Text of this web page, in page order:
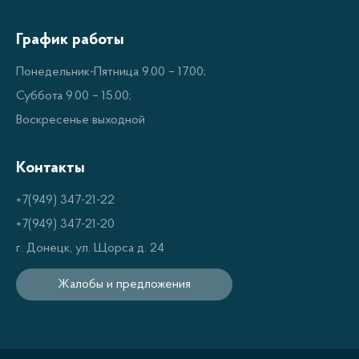
дополнить дизайн Вашей кухни.
Функциональность
Духовые шкафы Oasis имеют превосходные
управления температурой и программирования
режимов работы. В некоторых моделях есть
функция автоматической регулировки
температуры, которая позволяет Вам
автоматически интенсивно или медленно
приготовить еду. Они также имеют
График работы
Понедельник-Пятница 9.00 – 17.00;
Суббота 9.00 – 15.00;
Воскресенье выходной
Контакты
+7(949) 347-21-22
+7(949) 347-21-20
г. Донецк, ул. Щорса д. 24
Жалобы и предложения